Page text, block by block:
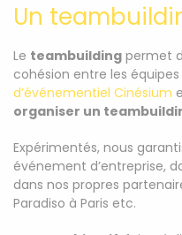
Un
Le teambuilding permet
cohésion entre les
d’événementiel Cinésium
organiser un
Expérimentés, nous
événement d’entreprise,
dans nos propres
Paradiso à Paris etc.